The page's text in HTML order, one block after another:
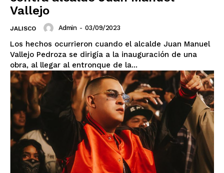
Vallejo
JALISCO Admin - 03/09/2023
Los hechos ocurrieron cuando el alcalde Juan Manuel
Vallejo Pedroza se dirigía a la inauguración de una
obra, al llegar al entronque de la...